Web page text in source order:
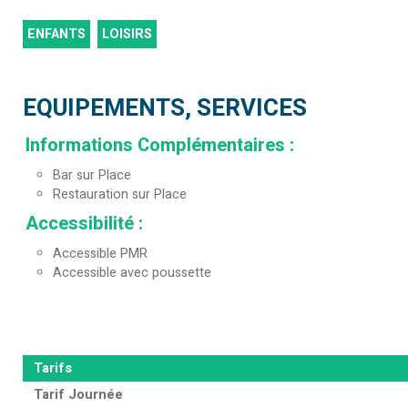
ENFANTS LOISIRS
EQUIPEMENTS, SERVICES
Informations Complémentaires :
Bar sur Place
Restauration sur Place
Accessibilité :
Accessible PMR
Accessible avec poussette
Tarifs
Tarif Journée